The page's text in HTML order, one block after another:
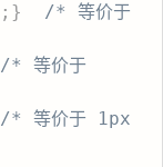
; }
/* 等价于
/* 等价于
/* 等价于 1px